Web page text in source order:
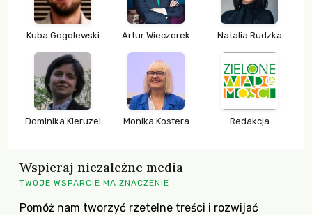
Kuba Gogolewski Artur Wieczorek Natalia Rudzka
Dominika Kieruzel Monika Kostera Redakcja
Wspieraj niezależne media
TWOJE WSPARCIE MA ZNACZENIE
Pomóż nam tworzyć rzetelne treści i rozwijać